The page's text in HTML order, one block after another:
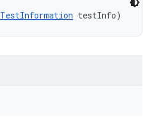
TestInformation testInfo)